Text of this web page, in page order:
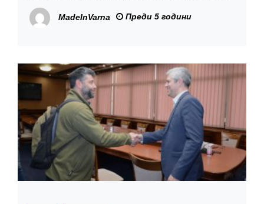
започва на 10-ти май
MadeInVarna Преди 5 години